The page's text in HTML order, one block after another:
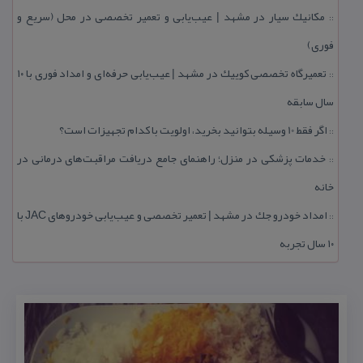
:: مكانیك سیار در مشهد | عیب‌یابی و تعمیر تخصصی در محل (سریع و
فوری)
::
تعمیرگاه تخصصی كوییك در مشهد | عیب‌یابی حرفه‌ای و امداد فوری با ۱۰
سال سابقه
:: اگر فقط 10 وسیله بتوانید بخرید، اولویت با كدام تجهیزات است؟
:: خدمات پزشكی در منزل؛ راهنمای جامع دریافت مراقبت‌های درمانی در
خانه
::
امداد خودرو جك در مشهد | تعمیر تخصصی و عیب‌یابی خودروهای JAC با
۱۰ سال تجربه